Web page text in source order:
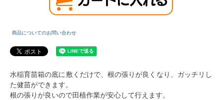
商品についてのお問い合わせ
水稲育苗箱の底に敷くだけで、根の張りが良くなり、ガッチリし
た健苗ができます。
根の張りが良いので田植作業が安心して行えます。